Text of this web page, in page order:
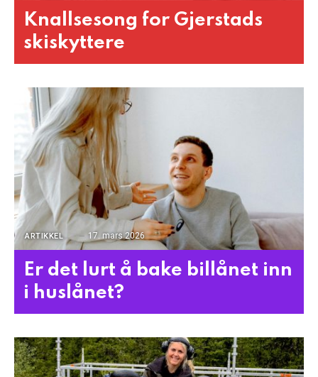
Knallsesong for Gjerstads
skiskyttere
ARTIKKEL 17. mars 2026
Er det lurt å bake billånet inn
i huslånet?